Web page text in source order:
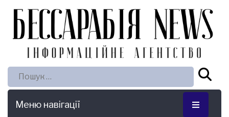
Пошук:
Меню навігації